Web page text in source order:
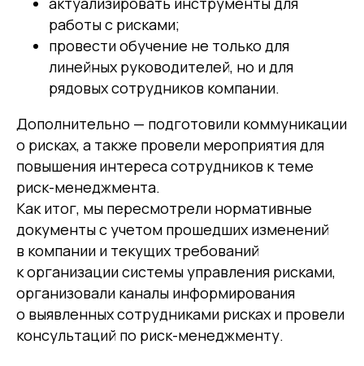
работы с рисками;
провести обучение не только для
линейных руководителей, но и для
рядовых сотрудников компании.
Дополнительно — подготовили коммуникации
о рисках, а также провели мероприятия для
повышения интереса сотрудников к теме
риск-менеджмента.
Как итог, мы пересмотрели нормативные
документы с учетом прошедших изменений
в компании и текущих требований
к организации системы управления рисками,
организовали каналы информирования
о выявленных сотрудниками рисках и провели
консультаций по риск-менеджменту.